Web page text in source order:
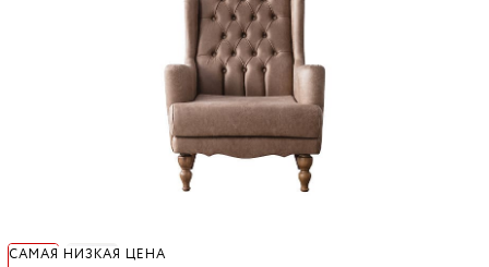
САМАЯ НИЗКАЯ ЦЕНА